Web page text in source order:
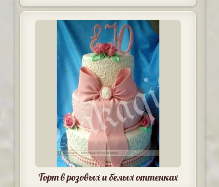
Торт в розовых и белых оттенках